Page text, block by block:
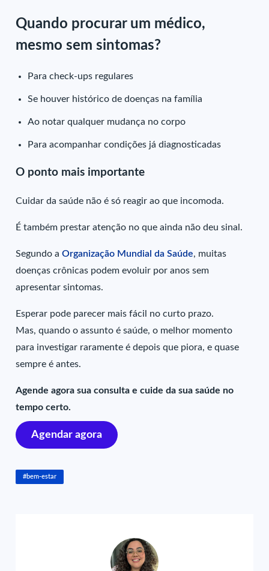
Quando procurar um médico,
mesmo sem sintomas?
Para check-ups regulares
Se houver histórico de doenças na família
Ao notar qualquer mudança no corpo
Para acompanhar condições já diagnosticadas
O ponto mais importante
Cuidar da saúde não é só reagir ao que incomoda.
É também prestar atenção no que ainda não deu sinal.
Segundo aOrganização Mundial da Saúde, muitas
doenças crônicas podem evoluir por anos sem
apresentar sintomas.
Esperar pode parecer mais fácil no curto prazo.
Mas, quando o assunto é saúde, o melhor momento
para investigar raramente é depois que piora, e quase
sempre é antes.
Agende agora sua consulta e cuide da sua saúde no
tempo certo.
Agendar agora
#bem-estar